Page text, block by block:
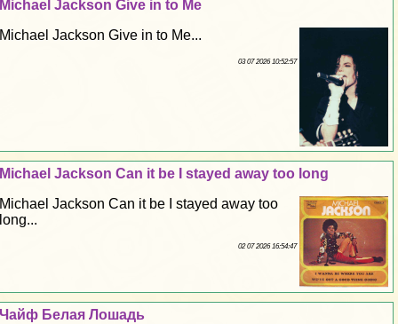
Michael Jackson Give in to Me
Michael Jackson Give in to Me...
03 07 2026 10:52:57
Michael Jackson Can it be I stayed away too long
Michael Jackson Can it be I stayed away too
long...
02 07 2026 16:54:47
Чайф Белая Лошадь